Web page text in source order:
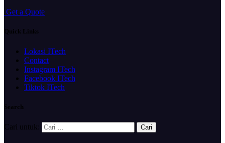
Get a Quote
Quick Links
Lokasi ITech
Contact
Instagram ITech
Facebook ITech
Tiktok ITech
Search
Cari untuk: